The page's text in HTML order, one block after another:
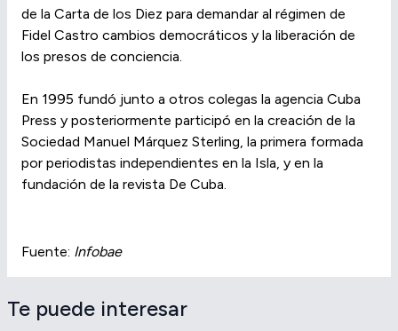
de la Carta de los Diez para demandar al régimen de
Fidel Castro cambios democráticos y la liberación de
los presos de conciencia.
En 1995 fundó junto a otros colegas la agencia Cuba
Press y posteriormente participó en la creación de la
Sociedad Manuel Márquez Sterling, la primera formada
por periodistas independientes en la Isla, y en la
fundación de la revista De Cuba.
Fuente: Infobae
Te puede interesar